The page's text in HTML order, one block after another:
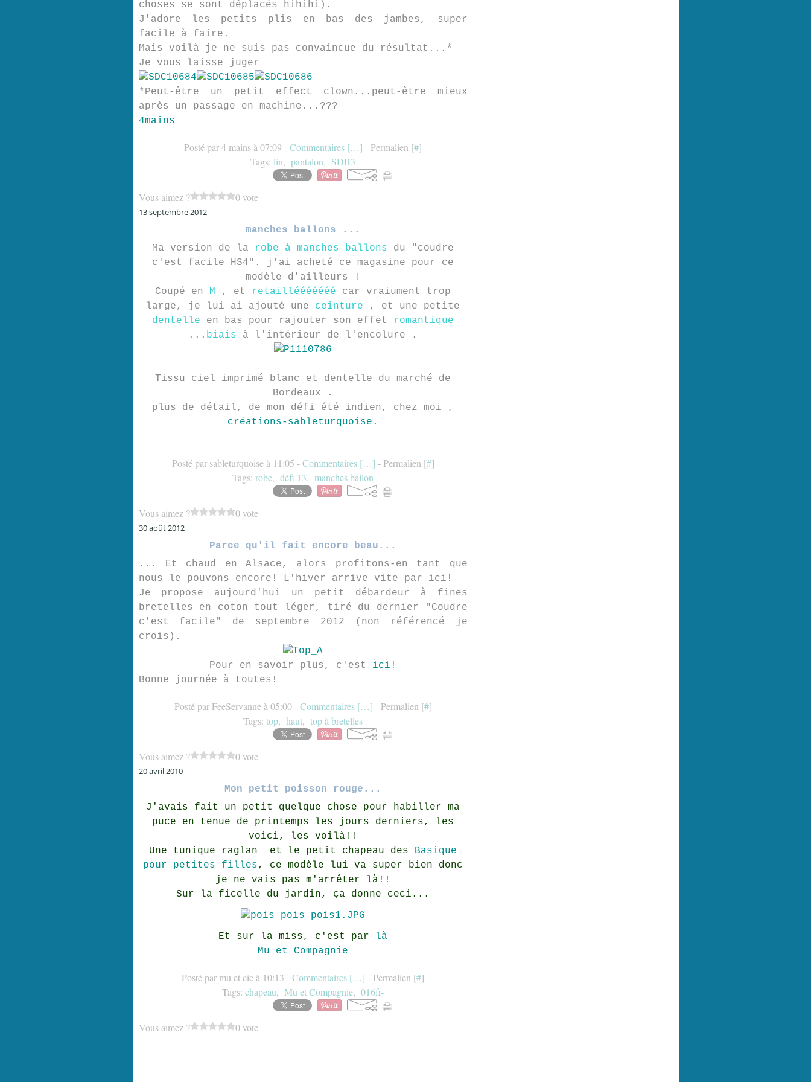
choses se sont déplacés hihihi).
J'adore les petits plis en bas des jambes, super
facile à faire.
Mais voilà je ne suis pas convaincue du résultat...*
Je vous laisse juger
*Peut-être un petit effect clown...peut-être mieux
après un passage en machine...???
4mains
Posté par 4 mains à 07:09 -Commentaires […] - Permalien [#]
Tags: lin, pantalon, SDB3
Vous aimez ? 0 vote
13 septembre 2012
manches ballons ...
Ma version de la
robe à manches ballons du "coudre
c'est facile HS4". j'ai acheté ce magasine pour ce
modèle d'ailleurs !
Coupé en M , et retaillééééééé car vraiument trop
large, je lui ai ajouté une ceinture
, et une petite
dentelle en bas pour rajouter son effet
romantique
... biais à l'intérieur de l'encolure .
Tissu ciel imprimé blanc et dentelle du marché de
Bordeaux .
plus de détail, de mon défi été indien, chez moi ,
créations-sableturquoise.
Posté par sableturquoise à 11:05 -Commentaires […] - Permalien [#]
Tags: robe, défi 13, manches ballon
Vous aimez ? 0 vote
30 août 2012
Parce qu'il fait encore beau...
... Et chaud en Alsace, alors profitons-en tant que
nous le pouvons encore! L'hiver arrive vite par ici!
Je propose aujourd'hui un petit débardeur à fines
bretelles en coton tout léger, tiré du dernier "Coudre
c'est facile" de septembre 2012 (non référencé je
crois).
Pour en savoir plus, c'est ici!
Bonne journée à toutes!
Posté par FeeServanne à 05:00 -Commentaires […] - Permalien [#]
Tags: top, haut, top à bretelles
Vous aimez ? 0 vote
20 avril 2010
Mon petit poisson rouge...
J'avais fait un petit quelque chose pour habiller ma
puce en tenue de printemps les jours derniers, les
voici, les voilà!!
Une tunique raglan
et le petit chapeau des Basique
pour petites filles, ce modèle lui va super bien donc
je ne vais pas m'arrêter là!!
Sur la ficelle du jardin, ça donne ceci...
Et sur la miss, c'est par
là
Mu et Compagnie
Posté par mu et cie à 10:13 -Commentaires […] - Permalien [#]
Tags: chapeau, Mu et Compagnie, 016fr-
Vous aimez ? 0 vote